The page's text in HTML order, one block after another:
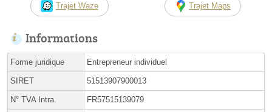
Trajet Waze Trajet Maps
Informations
Forme juridique Entrepreneur individuel
SIRET 51513907900013
N° TVA Intra. FR57515139079